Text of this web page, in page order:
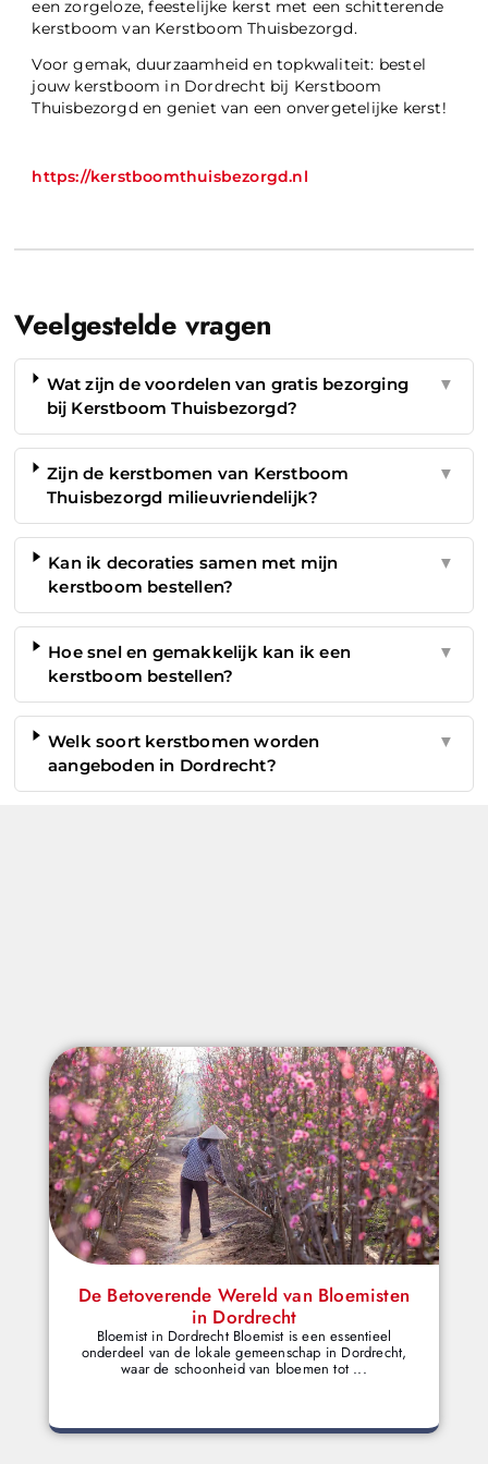
een zorgeloze, feestelijke kerst met een schitterende
kerstboom van Kerstboom Thuisbezorgd.
Voor gemak, duurzaamheid en topkwaliteit: bestel
jouw kerstboom in Dordrecht bij Kerstboom
Thuisbezorgd en geniet van een onvergetelijke kerst!
https://kerstboomthuisbezorgd.nl
Veelgestelde vragen
Wat zijn de voordelen van gratis bezorging
bij Kerstboom Thuisbezorgd?
▼
Zijn de kerstbomen van Kerstboom
Thuisbezorgd milieuvriendelijk?
▼
Kan ik decoraties samen met mijn
kerstboom bestellen?
▼
Hoe snel en gemakkelijk kan ik een
kerstboom bestellen?
▼
Welk soort kerstbomen worden
aangeboden in Dordrecht?
▼
De Betoverende Wereld van Bloemisten
in Dordrecht
Bloemist in Dordrecht Bloemist is een essentieel
onderdeel van de lokale gemeenschap in Dordrecht,
waar de schoonheid van bloemen tot ...